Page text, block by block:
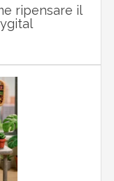
ripensare il